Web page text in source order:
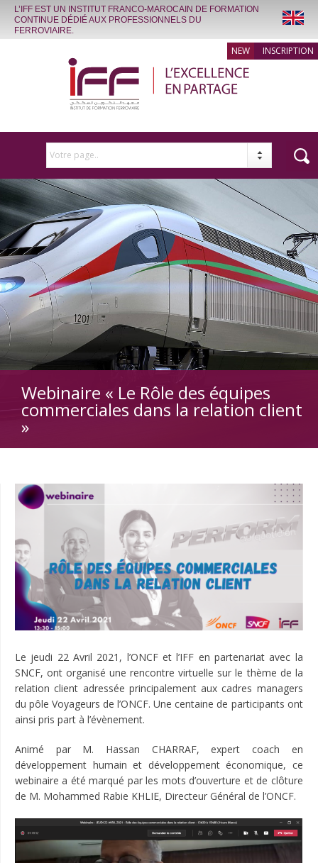
L’IFF EST UN INSTITUT FRANCO-MAROCAIN DE FORMATION
CONTINUE DÉDIÉ AUX PROFESSIONNELS DU
FERROVIAIRE.
INSCRIPTION
Votre page..
Webinaire « Le Rôle des équipes
commerciales dans la relation client
»
Le jeudi 22 Avril 2021, l’ONCF et l’IFF en partenariat avec la
SNCF, ont organisé une rencontre virtuelle sur le thème de la
relation client adressée principalement aux cadres managers
du pôle Voyageurs de l’ONCF. Une centaine de participants ont
ainsi pris part à l’évènement.
Animé par M. Hassan CHARRAF, expert coach en
développement humain et développement économique, ce
webinaire a été marqué par les mots d’ouverture et de clôture
de M. Mohammed Rabie KHLIE, Directeur Général de l’ONCF.